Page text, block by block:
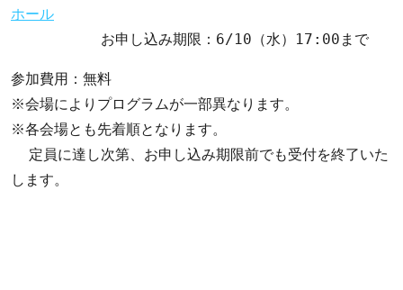
ホール
          お申し込み期限：6/10（水）17:00まで
参加費用：無料
※会場によりプログラムが一部異なります。
※各会場とも先着順となります。
します。